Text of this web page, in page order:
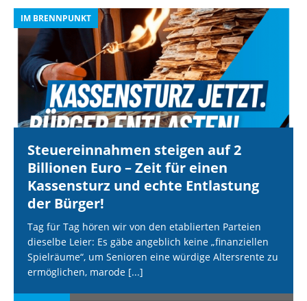
IM BRENNPUNKT
Steuereinnahmen steigen auf 2
Billionen Euro – Zeit für einen
Kassensturz und echte Entlastung
der Bürger!
Tag für Tag hören wir von den etablierten Parteien
dieselbe Leier: Es gäbe angeblich keine „finanziellen
Spielräume“, um Senioren eine würdige Altersrente zu
ermöglichen, marode [...]